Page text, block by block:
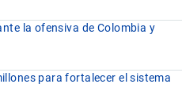
la ofensiva de Colombia y
para fortalecer el sistema